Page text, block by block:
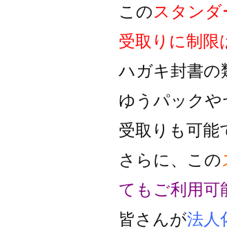
この スタン
受取りに制限
ハガキ封書の
ゆうパックや
受取りも可能
さらに、この
ても ご利用可
皆さんが法人